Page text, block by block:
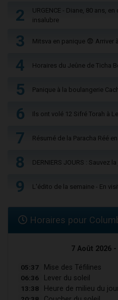
2
URGENCE - Diane, 80 ans,
insalubre
3 Mitsva en panique 😨 Arriver
4 Horaires du Jeûne de Ticha
5 Panique à la boulangerie
6 Ils ont volé 12 Sifré Torah à
7 Résumé de la Paracha Réé
8 DERNIERS JOURS : Sauvez
9 L'édito de la semaine - En
Horaires pour
7 Août 2026 -
05:37 Mise des Téfilines
06:36 Lever du soleil
13:38 Heure de milieu du